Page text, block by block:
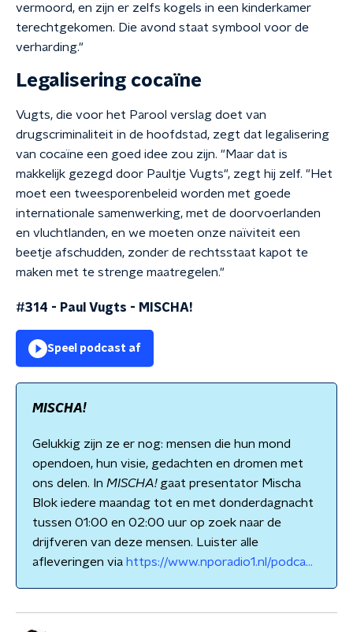
vermoord, en zijn er zelfs kogels in een kinderkamer
terechtgekomen. Die avond staat symbool voor de
verharding."
Legalisering cocaïne
Vugts, die voor het Parool verslag doet van
drugscriminaliteit in de hoofdstad, zegt dat legalisering
van cocaïne een goed idee zou zijn. "Maar dat is
makkelijk gezegd door Paultje Vugts", zegt hij zelf. "Het
moet een tweesporenbeleid worden met goede
internationale samenwerking, met de doorvoerlanden
en vluchtlanden, en we moeten onze naïviteit een
beetje afschudden, zonder de rechtsstaat kapot te
maken met te strenge maatregelen."
#314 - Paul Vugts - MISCHA!
Speel podcast af
MISCHA!
Gelukkig zijn ze er nog: mensen die hun mond
opendoen, hun visie, gedachten en dromen met
ons delen. In MISCHA!gaat presentator Mischa
Blok iedere maandag tot en met donderdagnacht
tussen 01:00 en 02:00 uur op zoek naar de
drijfveren van deze mensen. Luister alle
afleveringen via https://www.nporadio1.nl/podca...